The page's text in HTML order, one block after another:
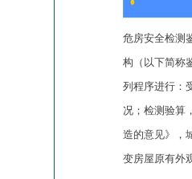
危房安全检测
构（以下简称
列程序进行：
况；检测验算
造的意见》，
变房屋原有外